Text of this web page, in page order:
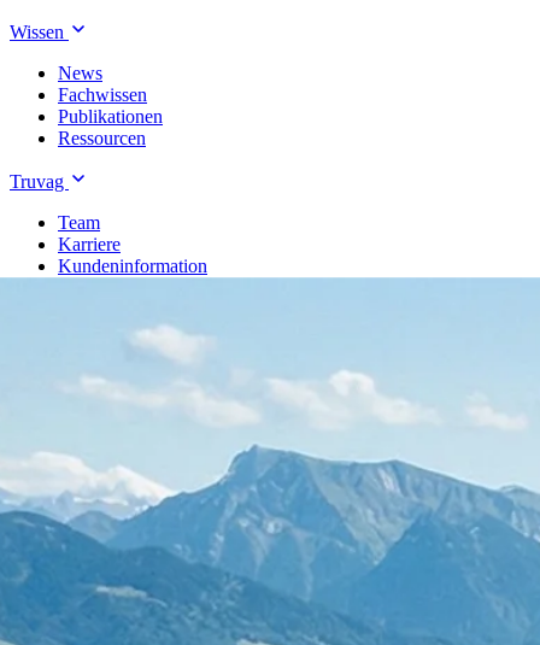
Wissen
News
Fachwissen
Publikationen
Ressourcen
Truvag
Team
Karriere
Kundeninformation
Rechnungswesen
Personaladministration
Steuer & Recht
Abschlussberatung